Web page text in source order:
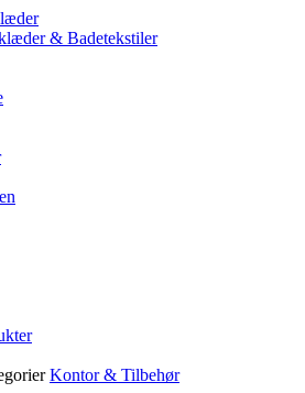
& Badetekstiler
Kontor & Tilbehør